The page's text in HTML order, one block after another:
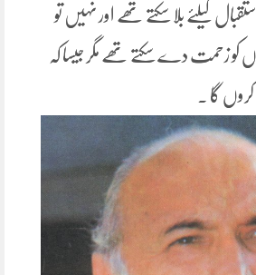
کیلئے بلا سکتے تھے اور نہیں تو
کو زحمت دے سکتے تھے مگر جیسا کہ
گا ۔